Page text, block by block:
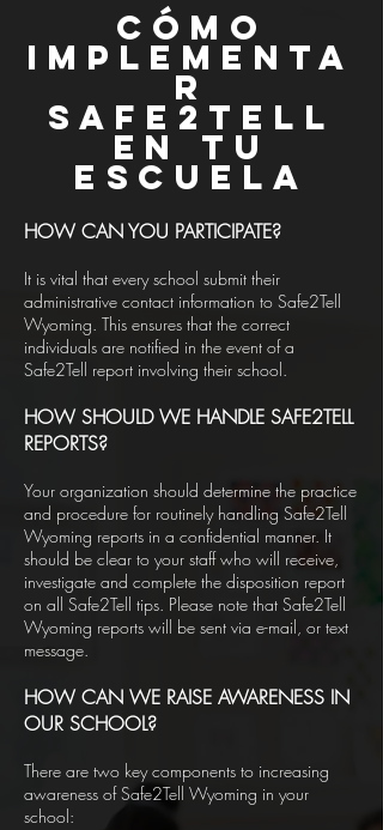
Cómo
implementa
r
safe2tell
en tu
escuela
HOW CAN YOU PARTICIPATE?
It is vital that every school submit their
administrative contact information to Safe2Tell
Wyoming. This ensures that the correct
individuals are notified in the event of a
Safe2Tell report involving their school.
HOW SHOULD WE HANDLE SAFE2TELL
REPORTS?
Your organization should determine the practice
and procedure for routinely handling Safe2Tell
Wyoming reports in a confidential manner. It
should be clear to your staff who will receive,
investigate and complete the disposition report
on all Safe2Tell tips. Please note that Safe2Tell
Wyoming reports will be sent via e-mail, or text
message.
HOW CAN WE RAISE AWARENESS IN
OUR SCHOOL?
There are two key components to increasing
awareness of Safe2Tell Wyoming in your
school: